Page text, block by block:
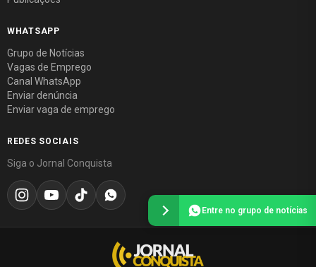
WHATSAPP
Grupo de Notícias
Vagas de Emprego
Canal WhatsApp
Enviar denúncia
Enviar vaga de emprego
REDES SOCIAIS
Siga o Jornal Conquista
Entre no grupo de notícias